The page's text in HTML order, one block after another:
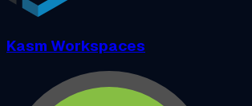
Kasm Workspaces